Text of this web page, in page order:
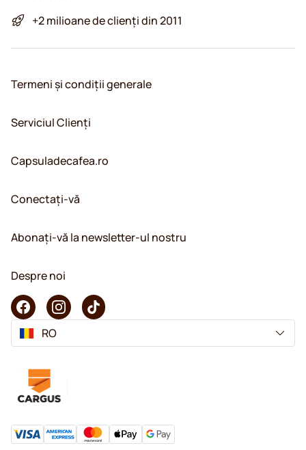
+2 milioane de clienți din 2011
Termeni și condiții generale
Serviciul Clienți
Capsuladecafea.ro
Conectați-vă
Abonați-vă la newsletter-ul nostru
Despre noi
RO